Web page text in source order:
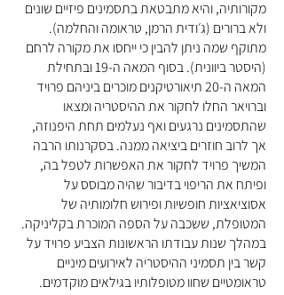
מקורותיה, והיא מתבטאת בתסמינים פיזיים שונים
ולא ברורים (ג׳ודית הרמן, טראומה והחלמה).
מתוקף שמה ניתן להבין כי ייחסו את מקורה לרחם
(היסטר ביוונית). בסוף המאה ה-19 ובתחילת
המאה ה-20 תיאורטיקנים מוכרים ביניהם פרויד
וברויאר החלו לחקור את ההיסטריה ומצאו
שהתסמינים נרגעים ואף נעלמים תחת היפנוזה,
אך לרוב חוזרים ביציאה ממנה. בסקרנותו הרבה
המשיך פרויד לחקור את האפשרות לטפל בה,
ופיתח את הריפוי בדיבור שהיה מבוסס על
אסוציאציות חופשיות ופירוש חלומותיה של
המטופלת, ששכבה על הספה המוכרת בקליניקה.
במהלך שנות עבודתו הראשונות הצביע פרויד על
קשר בין תסמיני ההיסטריה לאירועים מיניים
טראומטיים שחוו מטופלותיו בגילאים מוקדמים.